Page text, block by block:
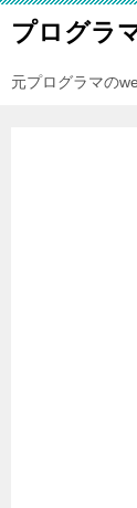
プログラ
元プログラマの